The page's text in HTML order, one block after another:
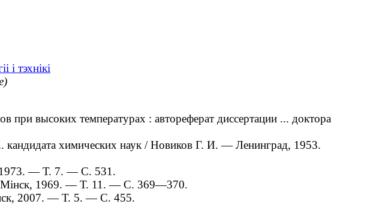
і тэхнікі
высоких температурах : автореферат диссертации ... доктора
кандидата химических наук / Новиков Г. И. — Ленинград, 1953.
1973. — Т. 7. — С. 531.
— Мінск, 1969. — Т. 11. — С. 369—370.
2007. — Т. 5. — С. 455.